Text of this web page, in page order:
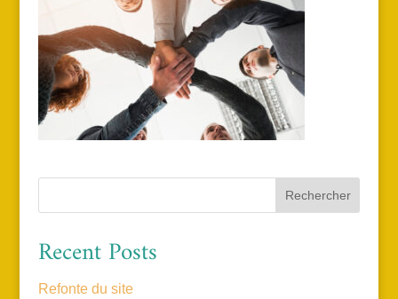
Rechercher
Recent Posts
Refonte du site